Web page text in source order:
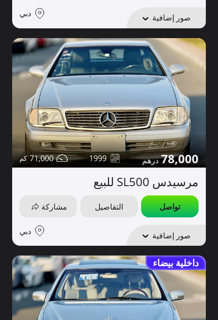
صور إضافية دبي
78,000
1999
71,000
مرسيدس SL500 للبيع
تواصل التفاصيل مشاركة
صور إضافية دبي
داخلية بيضاء